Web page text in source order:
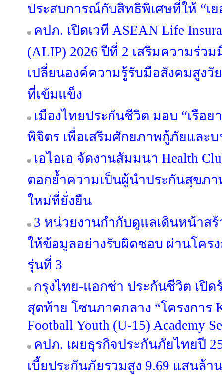
ประสบการณ์กับสิทธิพิเศษที่ให้ “เ
คปภ. เปิดเวที ASEAN Life
(ALIP) 2026 ปีที่ 2 เสริมความร่ว
เปลี่ยนองค์ความรู้รับมือสังคมสูงวัย
ที่เข้มแข็ง
เมืองไทยประกันชีวิต มอบ “เรือ
พิจิตร เพื่อเสริมศักยภาพกู้ภัยและ
เอไอเอ จัดงานสัมมนา Health
ตอกย้ำความเป็นผู้นำประกันสุขภ
ใหม่ที่ยั่งยืน
3 หน่วยงานกำกับดูแลเดินหน้าส
ให้ข้อมูลอย่างรับผิดชอบ ผ่านโครง
รุ่นที่ 3
กรุงไทย-แอกซ่า ประกันชีวิต เปิ
สุดท้าย โซนภาคกลาง “โครงการ
Football Youth (U-15) Academy
คปภ. เผยธุรกิจประกันภัยไทยปี
เบี้ยประกันภัยรวมสูง 9.69 แสนล้